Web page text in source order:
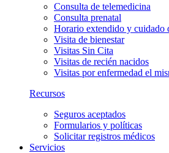
Consulta de telemedicina
Consulta prenatal
Horario extendido y cuidado
Visita de bienestar
Visitas Sin Cita
Visitas de recién nacidos
Visitas por enfermedad el
Recursos
Seguros aceptados
Formularios y políticas
Solicitar registros médicos
Servicios